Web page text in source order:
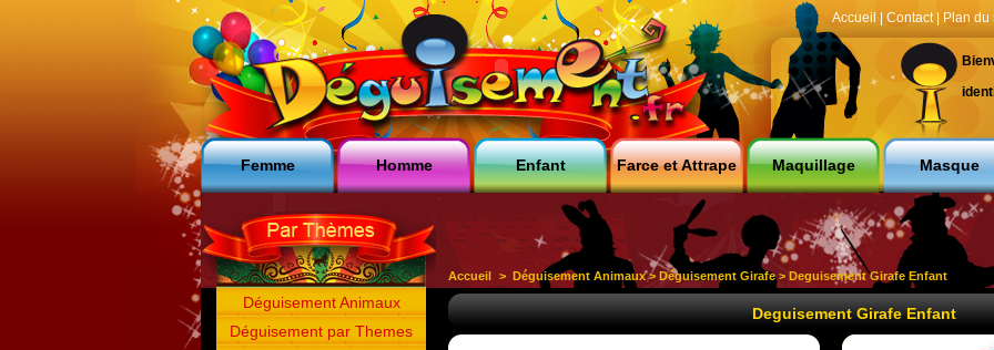
Accueil | Contact | Plan du
Femme Homme Enfant Farce et Attrape Maquillage Masque
Déguisement Animaux
Déguisement par Themes
Accueil > Déguisement Animaux>Déguisement Girafe> Deguisement Girafe Enfant
Deguisement Girafe Enfant